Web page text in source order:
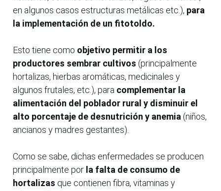
en algunos casos estructuras metálicas etc.), para
la implementación de un fitotoldo.
Esto tiene como objetivo permitir a los
productores sembrar cultivos (principalmente
hortalizas, hierbas aromáticas, medicinales y
algunos frutales, etc.), para complementar la
alimentación del poblador rural y disminuir el
alto porcentaje de desnutrición y anemia (niños,
ancianos y madres gestantes).
Como se sabe, dichas enfermedades se producen
principalmente por la falta de consumo de
hortalizas que contienen fibra, vitaminas y